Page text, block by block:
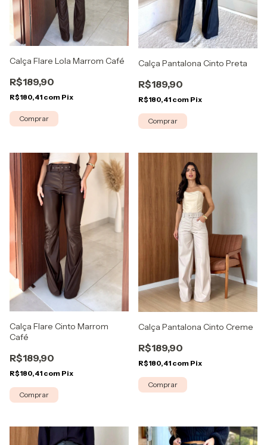
Calça Flare Lola Marrom Café
R$189,90
R$180,41 com Pix
Comprar
Calça Pantalona Cinto Preta
R$189,90
R$180,41 com Pix
Comprar
Calça Flare Cinto Marrom
Café
R$189,90
R$180,41 com Pix
Comprar
Calça Pantalona Cinto Creme
R$189,90
R$180,41 com Pix
Comprar